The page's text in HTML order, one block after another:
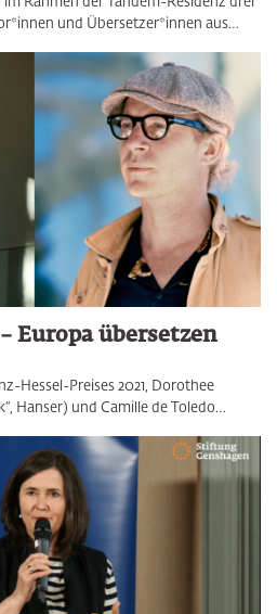
und Übersetzer*innen aus…
Europa übersetzen
Hessel-Preises 2021, Dorothee
Hanser) und Camille de Toledo…